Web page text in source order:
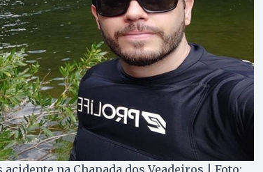
na Chapada dos Veadeiros | Foto: